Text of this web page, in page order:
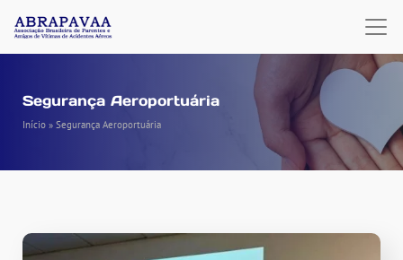
Segurança Aeroportuária
Início » Segurança Aeroportuária